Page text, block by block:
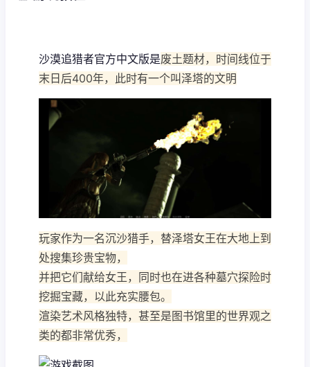
沙漠追猎者官方中文版是废土题材，时间线位于
末日后400年，此时有一个叫泽塔的文明
玩家作为一名沉沙猎手，替泽塔女王在大地上到
处搜集珍贵宝物，
并把它们献给女王，同时也在进各种墓穴探险时
挖掘宝藏，以此充实腰包。
渲染艺术风格独特，甚至是图书馆里的世界观之
类的都非常优秀，